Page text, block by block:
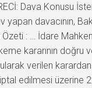
Dava Konusu
davacının,
Özeti : … İdare
kararının doğru
verilen
iptal edilmesi üzerine